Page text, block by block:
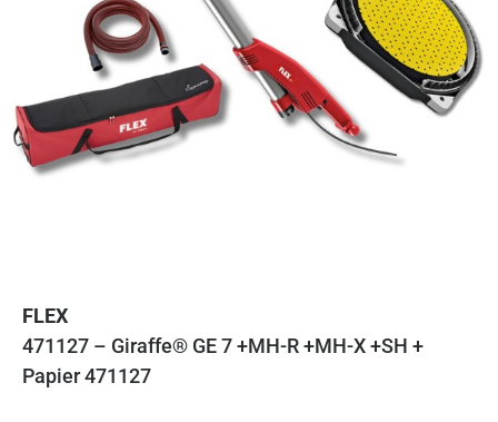
FLEX
471127 – Giraffe® GE 7+MH-R +MH-X +SH +
Papier 471127